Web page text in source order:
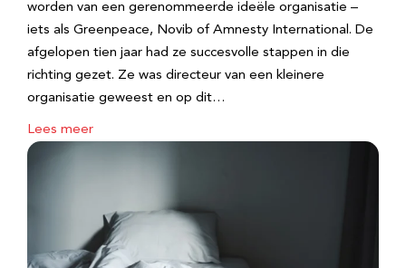
worden van een gerenommeerde ideële organisatie –
iets als Greenpeace, Novib of Amnesty International. De
afgelopen tien jaar had ze succesvolle stappen in die
richting gezet. Ze was directeur van een kleinere
organisatie geweest en op dit…
Lees meer